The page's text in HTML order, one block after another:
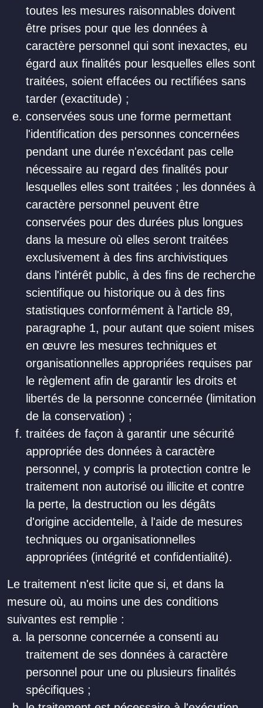
toutes les mesures raisonnables doivent
être prises pour que les données à
caractère personnel qui sont inexactes, eu
égard aux finalités pour lesquelles elles sont
traitées, soient effacées ou rectifiées sans
tarder (exactitude) ;
conservées sous une forme permettant
l'identification des personnes concernées
pendant une durée n'excédant pas celle
nécessaire au regard des finalités pour
lesquelles elles sont traitées ; les données à
caractère personnel peuvent être
conservées pour des durées plus longues
dans la mesure où elles seront traitées
exclusivement à des fins archivistiques
dans l'intérêt public, à des fins de recherche
scientifique ou historique ou à des fins
statistiques conformément à l'article 89,
paragraphe 1, pour autant que soient mises
en œuvre les mesures techniques et
organisationnelles appropriées requises par
le règlement afin de garantir les droits et
libertés de la personne concernée (limitation
de la conservation) ;
traitées de façon à garantir une sécurité
appropriée des données à caractère
personnel, y compris la protection contre le
traitement non autorisé ou illicite et contre
la perte, la destruction ou les dégâts
d'origine accidentelle, à l'aide de mesures
techniques ou organisationnelles
appropriées (intégrité et confidentialité).
Le traitement n'est licite que si, et dans la
mesure où, au moins une des conditions
suivantes est remplie :
la personne concernée a consenti au
traitement de ses données à caractère
personnel pour une ou plusieurs finalités
spécifiques ;